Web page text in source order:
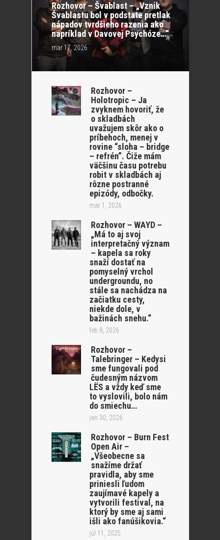
Rozhovor – Švablast – „Vznik
Švablastu bol v podstate pretlak
nápadov tvrdšieho razenia ako
napríklad v Davovej Psychóze…“
mar 17, 2026
Rozhovor –
Holotropic – Ja
zvyknem hovoriť, že
o skladbách
uvažujem skôr ako o
príbehoch, menej v
rovine “sloha – bridge
– refrén”. Čiže mám
väčšinu času potrebu
robit v skladbách aj
rôzne postranné
epizódy, odbočky.
mar 1, 2026
Rozhovor – WAYD –
„Má to aj svoj
interpretačný význam
– kapela sa roky
snaží dostať na
pomyselný vrchol
undergroundu, no
stále sa nachádza na
začiatku cesty,
niekde dole, v
bažinách snehu.“
feb 8, 2026
Rozhovor –
Talebringer – Kedysi
sme fungovali pod
čudesným názvom
LËS a vždy keď sme
to vyslovili, bolo nám
do smiechu…
jan 30, 2026
Rozhovor – Burn Fest
Open Air –
„Všeobecne sa
snažíme držať
pravidla, aby sme
priniesli ľudom
zaujímavé kapely a
vytvorili festival, na
ktorý by sme aj sami
išli ako fanúšikovia.“
júl 11, 2025